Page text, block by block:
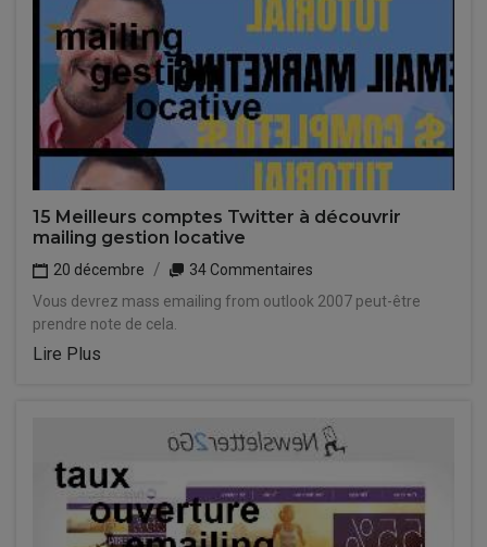
15 Meilleurs comptes Twitter à découvrir
mailing gestion locative
20 décembre
34 Commentaires
Vous devrez mass emailing from outlook 2007 peut-être
prendre note de cela.
Lire Plus